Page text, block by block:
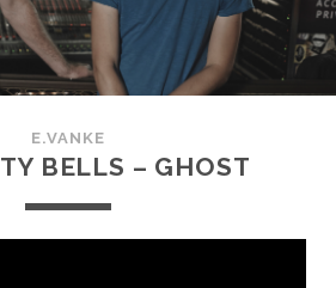
E.VANKE
BELLS – GHOST